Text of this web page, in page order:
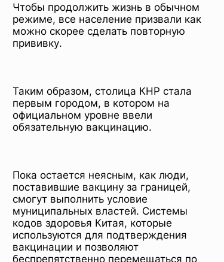
Чтобы продолжить жизнь в обычном
режиме, все население призвали как
можно скорее сделать повторную
прививку.
Таким образом, столица КНР стала
первым городом, в котором на
официальном уровне ввели
обязательную вакцинацию.
Пока остается неясным, как люди,
поставившие вакцину за границей,
смогут выполнить условие
муниципальных властей. Системы
кодов здоровья Китая, которые
используются для подтверждения
вакцинации и позволяют
беспрепятственно перемещаться по